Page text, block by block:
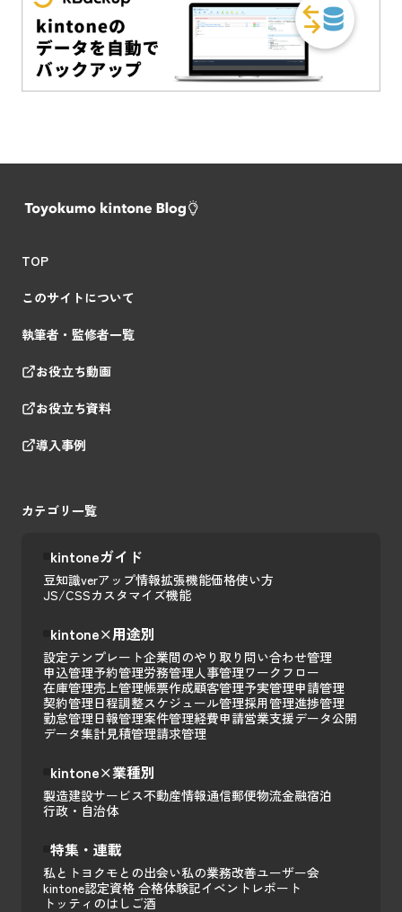
TOP
このサイトについて
執筆者・監修者一覧
お役立ち動画
お役立ち資料
導入事例
カテゴリ一覧
kintoneガイド
豆知識verアップ情報拡張機能価格使い方
JS/CSSカスタマイズ機能
kintone×用途別
設定テンプレート企業間のやり取り 問い合わせ管理
申込管理予約管理労務管理人事管理ワークフロー
在庫管理売上管理帳票作成顧客管理予実管理申請管理
契約管理日程調整スケジュール管理採用管理進捗管理
勤怠管理日報管理案件管理経費申請営業支援データ公開
データ集計見積管理請求管理
kintone×業種別
製造建設サービス不動産情報通信郵便物流金融宿泊
行政・自治体
特集・連載
私とトヨクモとの出会い私の業務改善ユーザー会
kintone認定資格 合格体験記イベントレポート
トッティのはしご酒